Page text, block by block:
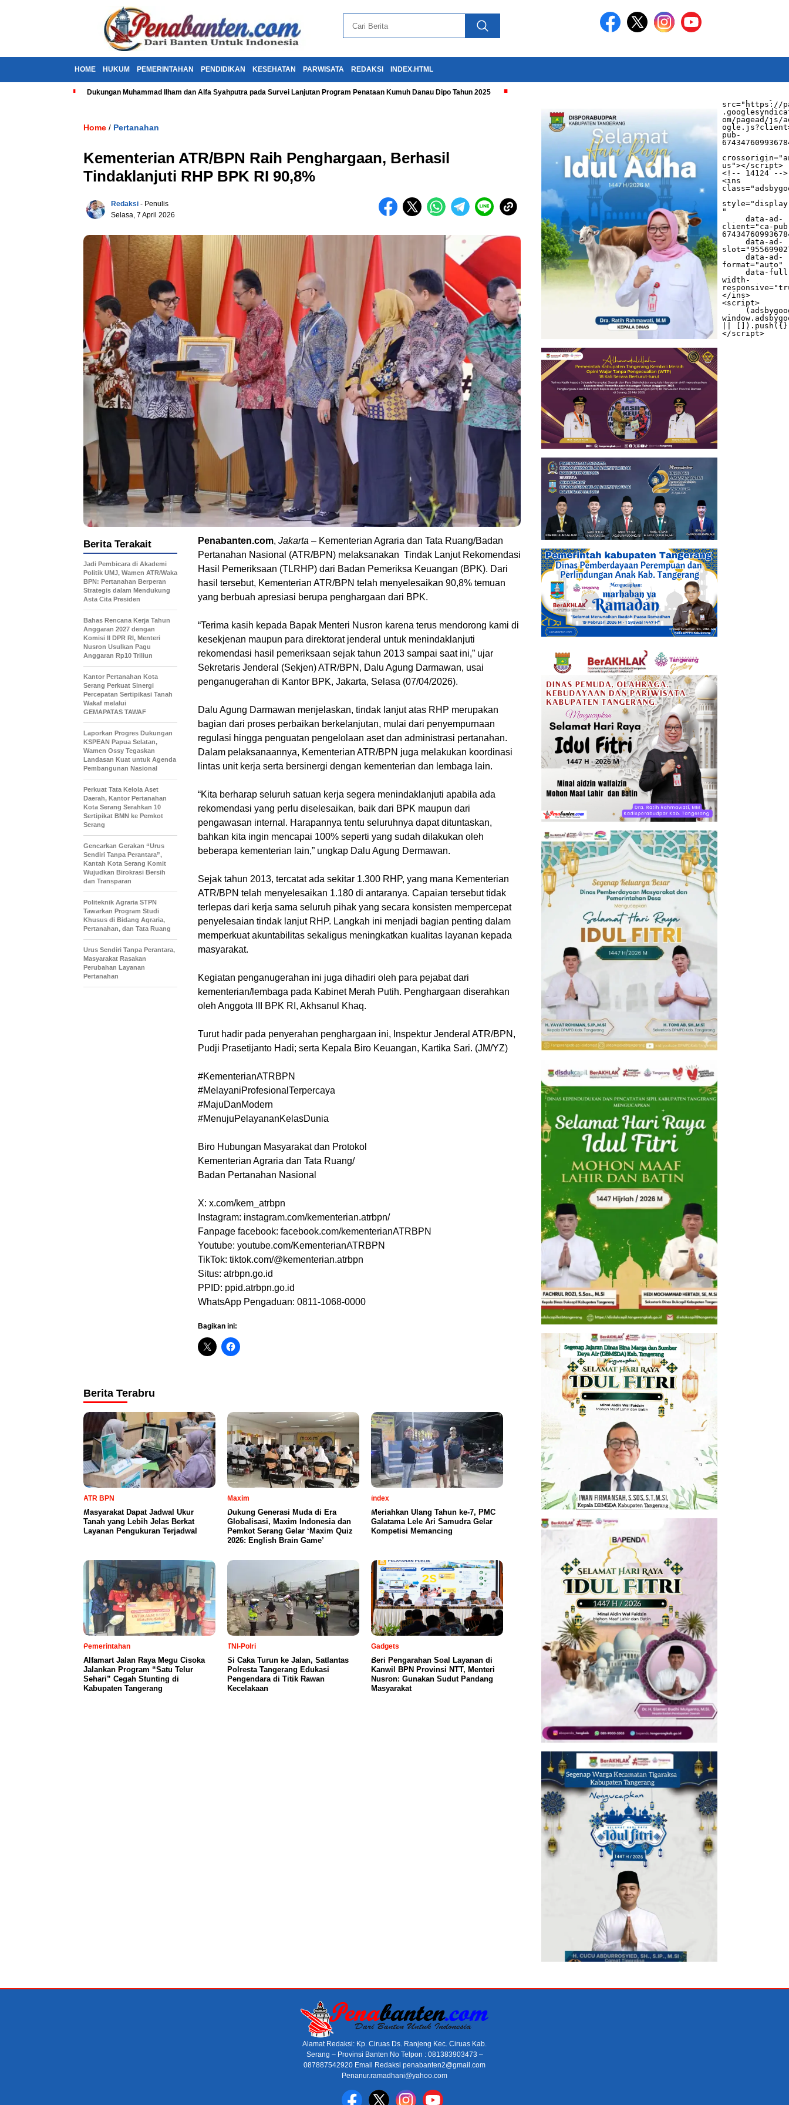
HOME HUKUM PEMERINTAHAN PENDIDIKAN KESEHATAN PARWISATA REDAKSI INDEX.HTML
Dukungan Muhammad Ilham dan Alfa Syahputra pada Survei Lanjutan Program Penataan Kumuh Danau Dipo Tahun 2025
src="https://
om/pagead/js/
pub-
us"></script>
<!-- 14124 -->
<ins
"
     data-ad-
client="ca-
     data-ad-
     data-ad-
format="auto"
     data-full-
width-
</ins>
<script>
||
</script>
Home / Pertanahan
Kementerian ATR/BPN Raih Penghargaan, Berhasil
Tindaklanjuti RHP BPK RI 90,8%
Redaksi - Penulis
Selasa, 7 April 2026
Penabanten.com, Jakarta – Kementerian Agraria dan Tata Ruang/Badan
Pertanahan Nasional (ATR/BPN) melaksanakan Tindak Lanjut Rekomendasi
Hasil Pemeriksaan (TLRHP) dari Badan Pemeriksa Keuangan (BPK). Dari
hasil tersebut, Kementerian ATR/BPN telah menyelesaikan 90,8% temuan
yang berbuah apresiasi berupa penghargaan dari BPK.
“Terima kasih kepada Bapak Menteri Nusron karena terus mendorong kami di
kesekjenan maupun para direktorat jenderal untuk menindaklanjuti
rekomendasi hasil pemeriksaan sejak tahun 2013 sampai saat ini,” ujar
Sekretaris Jenderal (Sekjen) ATR/BPN, Dalu Agung Darmawan, usai
penganugerahan di Kantor BPK, Jakarta, Selasa (07/04/2026).
Dalu Agung Darmawan menjelaskan, tindak lanjut atas RHP merupakan
bagian dari proses perbaikan berkelanjutan, mulai dari penyempurnaan
regulasi hingga penguatan pengelolaan aset dan administrasi pertanahan.
Dalam pelaksanaannya, Kementerian ATR/BPN juga melakukan koordinasi
lintas unit kerja serta bersinergi dengan kementerian dan lembaga lain.
“Kita berharap seluruh satuan kerja segera menindaklanjuti apabila ada
rekomendasi yang perlu diselesaikan, baik dari BPK maupun dari
pengawasan internal. Harapannya tentu seluruhnya dapat dituntaskan,
bahkan kita ingin mencapai 100% seperti yang sudah dilakukan oleh
beberapa kementerian lain,” ungkap Dalu Agung Dermawan.
Sejak tahun 2013, tercatat ada sekitar 1.300 RHP, yang mana Kementerian
ATR/BPN telah menyelesaikan 1.180 di antaranya. Capaian tersebut tidak
terlepas dari kerja sama seluruh pihak yang secara konsisten mempercepat
penyelesaian tindak lanjut RHP. Langkah ini menjadi bagian penting dalam
memperkuat akuntabilitas sekaligus meningkatkan kualitas layanan kepada
masyarakat.
Kegiatan penganugerahan ini juga dihadiri oleh para pejabat dari
kementerian/lembaga pada Kabinet Merah Putih. Penghargaan diserahkan
oleh Anggota III BPK RI, Akhsanul Khaq.
Turut hadir pada penyerahan penghargaan ini, Inspektur Jenderal ATR/BPN,
Pudji Prasetijanto Hadi; serta Kepala Biro Keuangan, Kartika Sari. (JM/YZ)
#KementerianATRBPN
#MelayaniProfesionalTerpercaya
#MajuDanModern
#MenujuPelayananKelasDunia
Biro Hubungan Masyarakat dan Protokol
Kementerian Agraria dan Tata Ruang/
Badan Pertanahan Nasional
X: x.com/kem_atrbpn
Instagram: instagram.com/kementerian.atrbpn/
Fanpage facebook: facebook.com/kementerianATRBPN
Youtube: youtube.com/KementerianATRBPN
TikTok: tiktok.com/@kementerian.atrbpn
Situs: atrbpn.go.id
PPID: ppid.atrbpn.go.id
WhatsApp Pengaduan: 0811-1068-0000
Bagikan ini:
Berita Terakait
Jadi Pembicara di Akademi
Politik UMJ, Wamen ATR/Waka
BPN: Pertanahan Berperan
Strategis dalam Mendukung
Asta Cita Presiden
Bahas Rencana Kerja Tahun
Anggaran 2027 dengan
Komisi II DPR RI, Menteri
Nusron Usulkan Pagu
Anggaran Rp10 Triliun
Kantor Pertanahan Kota
Serang Perkuat Sinergi
Percepatan Sertipikasi Tanah
Wakaf melalui
GEMAPATAS TAWAF
Laporkan Progres Dukungan
KSPEAN Papua Selatan,
Wamen Ossy Tegaskan
Landasan Kuat untuk Agenda
Pembangunan Nasional
Perkuat Tata Kelola Aset
Daerah, Kantor Pertanahan
Kota Serang Serahkan 10
Sertipikat BMN ke Pemkot
Serang
Gencarkan Gerakan “Urus
Sendiri Tanpa Perantara”,
Kantah Kota Serang Komit
Wujudkan Birokrasi Bersih
dan Transparan
Politeknik Agraria STPN
Tawarkan Program Studi
Khusus di Bidang Agraria,
Pertanahan, dan Tata Ruang
Urus Sendiri Tanpa Perantara,
Masyarakat Rasakan
Perubahan Layanan
Pertanahan
Berita Terabru
ATR BPN
Masyarakat Dapat Jadwal Ukur
Tanah yang Lebih Jelas Berkat
Layanan Pengukuran Terjadwal
Maxim
Dukung Generasi Muda di Era
Globalisasi, Maxim Indonesia dan
Pemkot Serang Gelar ‘Maxim Quiz
2026: English Brain Game’
index
Meriahkan Ulang Tahun ke-7, PMC
Galatama Lele Ari Samudra Gelar
Kompetisi Memancing
Pemerintahan
Alfamart Jalan Raya Megu Cisoka
Jalankan Program “Satu Telur
Sehari” Cegah Stunting di
Kabupaten Tangerang
TNI-Polri
Si Caka Turun ke Jalan, Satlantas
Polresta Tangerang Edukasi
Pengendara di Titik Rawan
Kecelakaan
Gadgets
Beri Pengarahan Soal Layanan di
Kanwil BPN Provinsi NTT, Menteri
Nusron: Gunakan Sudut Pandang
Masyarakat
Alamat Redaksi: Kp. Ciruas Ds. Ranjeng Kec. Ciruas Kab.
Serang – Provinsi Banten No Telpon : 081383903473 –
087887542920 Email Redaksi penabanten2@gmail.com
Penanur.ramadhani@yahoo.com